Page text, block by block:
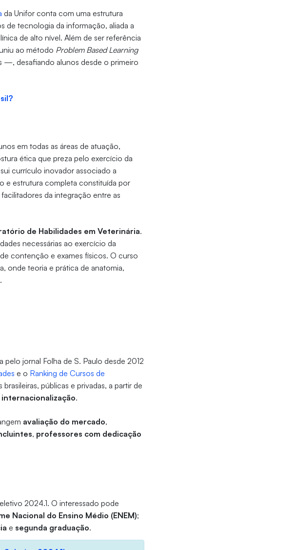
da Unifor conta com uma estrutura
de tecnologia da informação, aliada a
de alto nível. Além de ser referência
ao método Problem Based Learning
—, desafiando alunos desde o primeiro
em todas as áreas de atuação,
ética que preza pelo exercício da
currículo inovador associado a
e estrutura completa constituída por
da integração entre as
de Habilidades em Veterinária.
necessárias ao exercício da
contenção e exames físicos. O curso
onde teoria e prática de anatomia,
pelo jornal Folha de S. Paulo desde 2012
e o Ranking de Cursos de
públicas e privadas, a partir de
internacionalização.
avaliação do mercado,
, professores com dedicação
2024.1. O interessado pode
Nacional do Ensino Médio (ENEM);
e segunda graduação.